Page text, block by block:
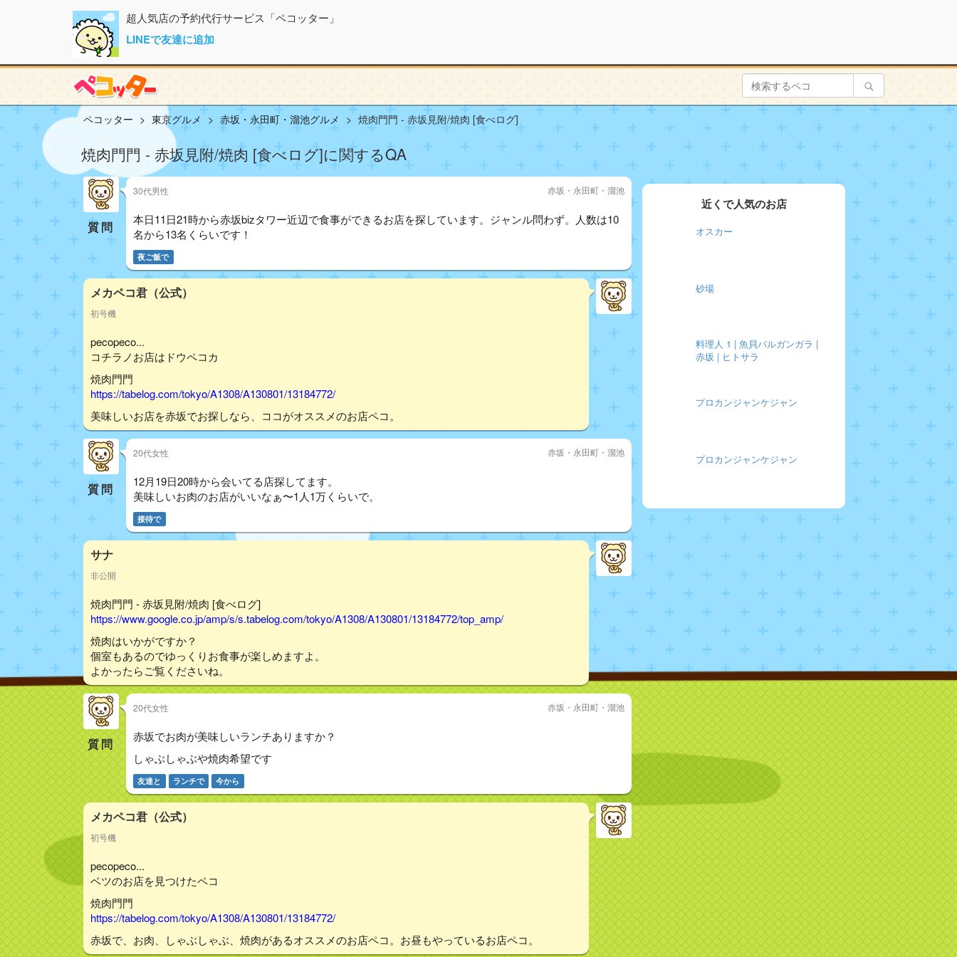
超人気店の予約代行サービス「ペコッター」
LINEで友達に追加
ペコッター 東京グルメ 赤坂・永田町・溜池グルメ 焼肉門門 - 赤坂見附/焼肉 [食べログ]
焼肉門門 - 赤坂見附/焼肉 [食べログ]に関するQA
質問
30代男性 赤坂・永田町・溜池
本日11日21時から赤坂bizタワー近辺で食事ができるお店を探しています。ジャンル問わず。人数は10
名から13名くらいです！
夜ご飯で
メカペコ君（公式）
初号機
pecopeco...
コチラノお店はドウペコカ
焼肉門門
https://tabelog.com/tokyo/A1308/A130801/13184772/
美味しいお店を赤坂でお探しなら、ココがオススメのお店ペコ。
質問
20代女性 赤坂・永田町・溜池
12月19日20時から会いてる店探してます。
美味しいお肉のお店がいいなぁ〜1人1万くらいで。
接待で
サナ
非公開
焼肉門門 - 赤坂見附/焼肉 [食べログ]
https://www.google.co.jp/amp/s/s.tabelog.com/tokyo/A1308/A130801/13184772/top_amp/
焼肉はいかがですか？
個室もあるのでゆっくりお食事が楽しめますよ。
よかったらご覧くださいね。
質問
20代女性 赤坂・永田町・溜池
赤坂でお肉が美味しいランチありますか？
しゃぶしゃぶや焼肉希望です
友達と ランチで 今から
メカペコ君（公式）
初号機
pecopeco...
ベツのお店を見つけたペコ
焼肉門門
https://tabelog.com/tokyo/A1308/A130801/13184772/
赤坂で、お肉、しゃぶしゃぶ、焼肉があるオススメのお店ペコ。お昼もやっているお店ペコ。
近くで人気のお店
オスカー
砂場
料理人 1 | 魚貝バルガンガラ |
赤坂 | ヒトサラ
プロカンジャンケジャン
プロカンジャンケジャン